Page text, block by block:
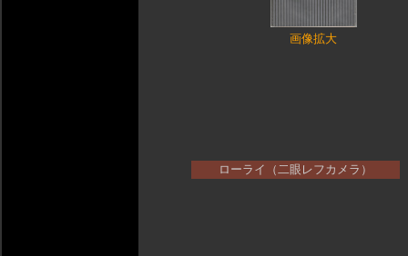
画像拡大
ローライ（二眼レフカメラ）